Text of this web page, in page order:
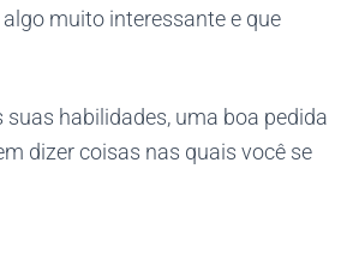
muito interessante e que
habilidades, uma boa pedida
dizer coisas nas quais você se